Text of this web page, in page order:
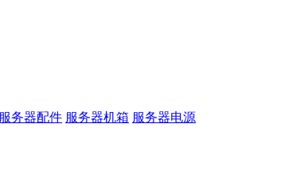
服务器配件 服务器机箱 服务器电源